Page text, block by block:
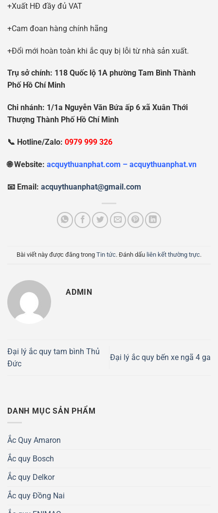
+Xuất HĐ đầy đủ VAT
+Cam đoan hàng chính hãng
+Đổi mới hoàn toàn khi ắc quy bị lỗi từ nhà sản xuất.
Trụ sởchính: 118 Quốc l ộ 1A phường Tam Bình Thành
Phố Hồ Chí Minh
Chi nhánh: 1/1a Nguyễn Văn Bứa ấp 6 xã Xuân Thới
Thượng Thành PhốHồ Chí Minh
📞 Hotline/Zalo: 0979 999 326
🌐 Website: acquythuanphat.com – acquythuanphat.vn
📧 Email: acquythuanphat@gmail.com
Bài viết này được đăng trong Tin tức. Đánh dấu liên kết thường trực.
ADMIN
Đại lý ắc quy tam bình Thủ
Đức
Đại lý ắc quy bến xe ngã 4 ga
DANH MỤC SẢN PHẨM
Ắc Quy Amaron
Ắc quy Bosch
Ắc quy Delkor
Ắc quy Đồng Nai